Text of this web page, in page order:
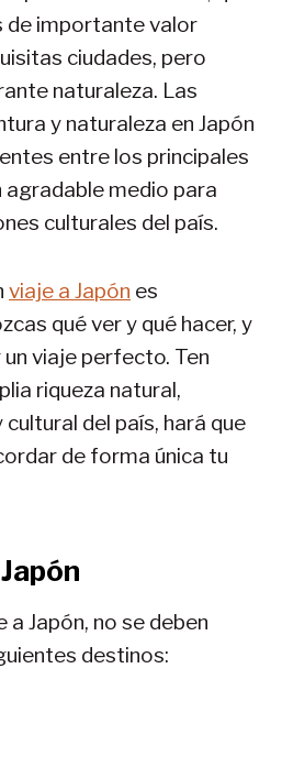
de importante valor
ciudades, pero
naturaleza. Las
y naturaleza en Japón
entre los principales
medio para
culturales del país.
viaje a Japón es
qué ver y qué hacer, y
viaje perfecto. Ten
riqueza natural,
del país, hará que
de forma única tu
a Japón, no se deben
destinos: